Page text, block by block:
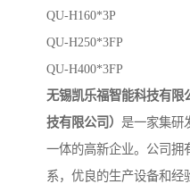
QU-H160*3P
QU-H250*3FP
QU-H400*3FP
无锡凯乐福智能科技有限
技有限公司） 是一家集研
一体的高新企业。公司拥
系，优良的生产设备和经